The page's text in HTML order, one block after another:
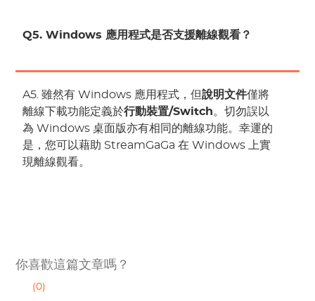
Q5. Windows 應用程式是否支援離線觀看？
A5. 雖然有 Windows 應用程式，但說明文件僅將
離線下載功能定義於行動裝置/Switch。切勿誤以
為 Windows 桌面版亦有相同的離線功能。幸運的
是，您可以藉助 StreamGaGa 在 Windows 上實
現離線觀看。
你喜歡這篇文章嗎？
(0)